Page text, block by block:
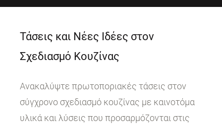
Τάσεις και Νέες Ιδέες στον
Σχεδιασμό Κουζίνας
Ανακαλύψτε πρωτοποριακές τάσεις στον
σύγχρονο σχεδιασμό κουζίνας με καινοτόμα
υλικά και λύσεις που προσαρμόζονται στις